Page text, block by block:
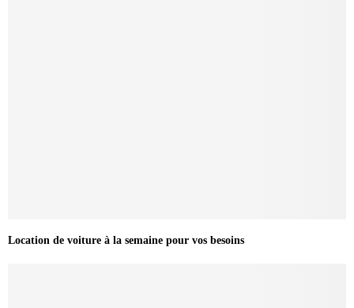
Location de voiture à la semaine pour vos besoins